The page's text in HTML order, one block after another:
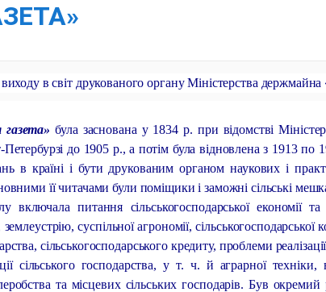
в світ друкованого органу Міністерства держмайна
газета» була заснована у 1834 р. при відомстві
до 1905 р., а потім була відновлена з 1913 по
в країні і бути друкованим органом наукових і
її читачами були поміщики і заможні сільські
включала питання сільськогосподарської економії та
суспільної агрономії, сільськогосподарської
сільськогосподарського кредиту, проблеми
сільського господарства, у т. ч. й аграрної техніки,
та місцевих сільських господарів. Був